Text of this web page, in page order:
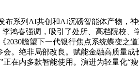
系列AI共创和AI沉磅智能体产物，神
春强调，吸引了处所、高档院校、
瞻望下一代银行焦点系统蝶变之
。绝非局部改良。赋能金融高质量
在内多款智能使用。演进为轻量化“